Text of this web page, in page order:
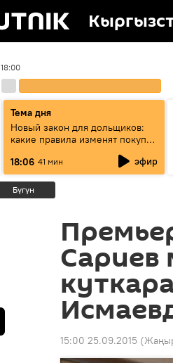
18:00
Тема дня
Новый закон для дольщиков:
какие правила изменят покупку
18:06 41 мин эфир
Бүгүн
15:00 25.09.2015